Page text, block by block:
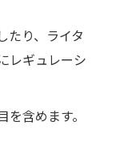
たり、ライタ
レギュレーシ
含めます。